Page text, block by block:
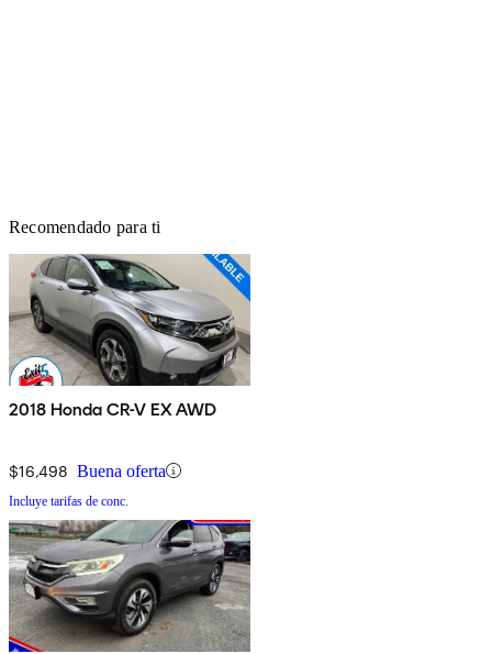
Recomendado para ti
2018 Honda CR-V EX AWD
$16,498 Buena oferta
Incluye tarifas de conc.